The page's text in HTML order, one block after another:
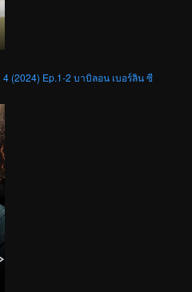
4 (2024) Ep.1-2 บาบิลอน เบอร์ลิน ซี